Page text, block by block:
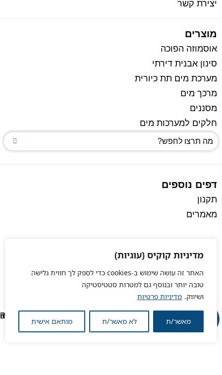
מדיניות קוקיס (עוגיות)
האתר זה עושה שימוש ב-cookies כדי לספק לך חווית גלישה
טובה יותר ובנוסף גם למטרות סטטיסטיקה
ושיווק. מדיניות פרטיות
מותאם אישית לא מאשר/ת מאשר/ת
יצירת קשר
מוצרים
אוסמוזה הפוכה
סינון אבנית דירתי
מערכת מים תת כיורית
מרכך מים
מסננים
חלקים למערכות מים
דפים נוספים
תקנון
מאמרים